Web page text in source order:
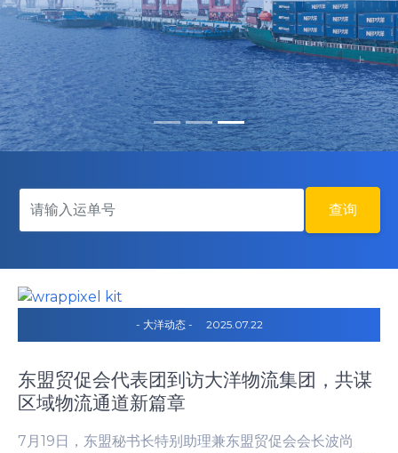
查询
- 大洋动态 - 2025.07.22
东盟贸促会代表团到访大洋物流集团，共谋
区域物流通道新篇章
7月19日，东盟秘书长特别助理兼东盟贸促会会长波尚